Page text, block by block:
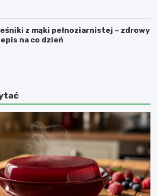
z mąki pełnoziarnistej – zdrowy
na co dzień